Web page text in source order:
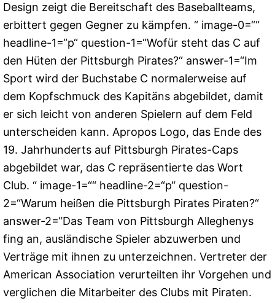
Design zeigt die Bereitschaft des Baseballteams,
erbittert gegen Gegner zu kämpfen. “ image-0=““
headline-1=“p“ question-1=“Wofür steht das C auf
den Hüten der Pittsburgh Pirates?“ answer-1=“Im
Sport wird der Buchstabe C normalerweise auf
dem Kopfschmuck des Kapitäns abgebildet, damit
er sich leicht von anderen Spielern auf dem Feld
unterscheiden kann. Apropos Logo, das Ende des
19. Jahrhunderts auf Pittsburgh Pirates-Caps
abgebildet war, das C repräsentierte das Wort
Club. “ image-1=““ headline-2=“p“ question-
2=“Warum heißen die Pittsburgh Pirates Piraten?“
answer-2=“Das Team von Pittsburgh Alleghenys
fing an, ausländische Spieler abzuwerben und
Verträge mit ihnen zu unterzeichnen. Vertreter der
American Association verurteilten ihr Vorgehen und
verglichen die Mitarbeiter des Clubs mit Piraten.